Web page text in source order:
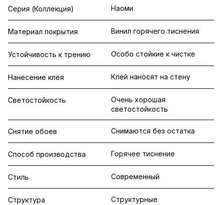
Серия (Коллекция) Наоми
Материал покрытия Винил горячего тиснения
Устойчивость к трению Особо стойкие к чистке
Нанесение клея Клей наносят на стену
Светостойкость
Очень хорошая
светостойкость
Снятие обоев Снимаются без остатка
Способ производства Горячее тиснение
Стиль Современный
Структура Структурные